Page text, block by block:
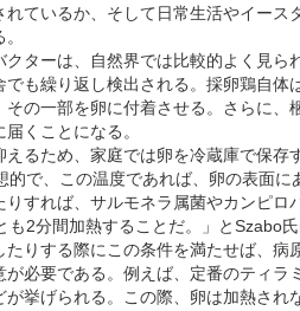
ているか、そして日常生活やイー
ターは、自然界では比較的よく見ら
も繰り返し検出される。採卵鶏自
の一部を卵に付着させる。さらに、
くことになる。
るため、家庭では卵を冷蔵庫で保存
で、この温度であれば、卵の表面に
すれば、サルモネラ属菌やカンピロ
も2分間加熱することだ。」とSzabo
りする際にこの条件を満たせば、病
必要である。例えば、定番のティラ
挙げられる。この際、卵は加熱さ